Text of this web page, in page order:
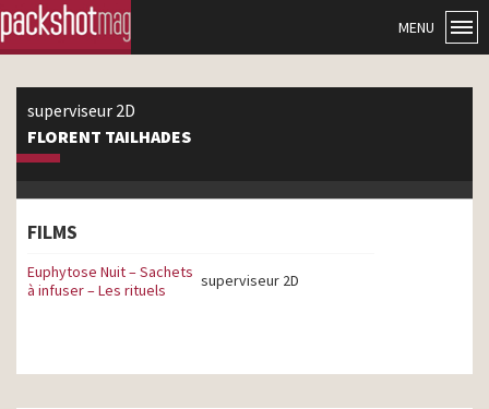
MENU
superviseur 2D
FLORENT TAILHADES
FILMS
Euphytose Nuit – Sachets
à infuser – Les rituels
superviseur 2D